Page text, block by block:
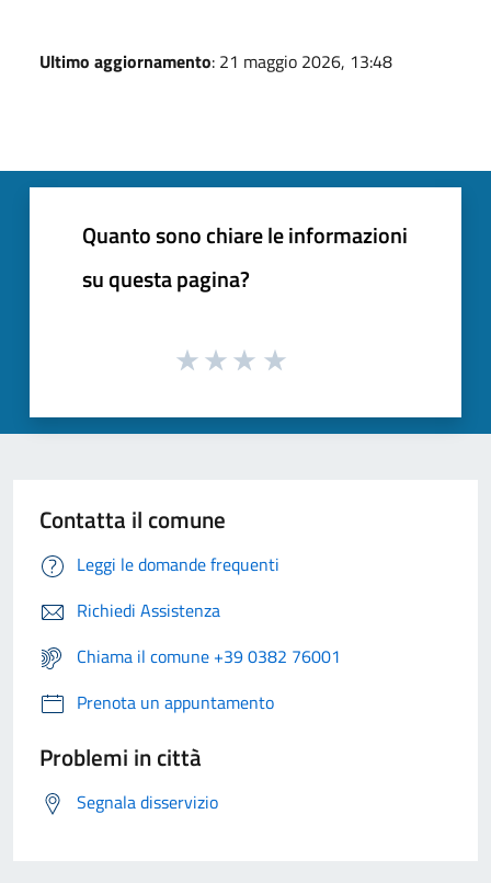
Ultimo aggiornamento: 21 maggio 2026, 13:48
Quanto sono chiare le informazioni
su questa pagina?
Contatta il comune
Leggi le domande frequenti
Richiedi Assistenza
Chiama il comune +39 0382 76001
Prenota un appuntamento
Problemi in città
Segnala disservizio